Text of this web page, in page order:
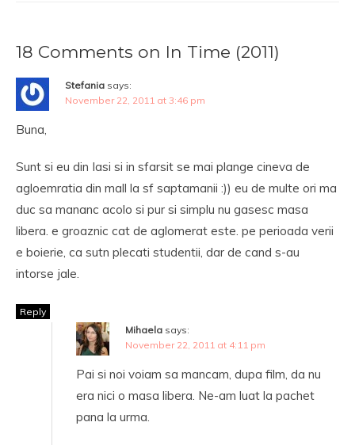
18 Comments on In Time (2011)
Stefania says:
November 22, 2011 at 3:46 pm
Buna,
Sunt si eu din Iasi si in sfarsit se mai plange cineva de
agloemratia din mall la sf saptamanii :)) eu de multe ori ma
duc sa mananc acolo si pur si simplu nu gasesc masa
libera. e groaznic cat de aglomerat este. pe perioada verii
e boierie, ca sutn plecati studentii, dar de cand s-au
intorse jale.
Reply
Mihaela says:
November 22, 2011 at 4:11 pm
Pai si noi voiam sa mancam, dupa film, da nu
era nici o masa libera. Ne-am luat la pachet
pana la urma.